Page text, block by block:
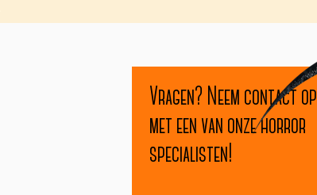
Vragen? Neem contact op
met een van onze horror
specialisten!